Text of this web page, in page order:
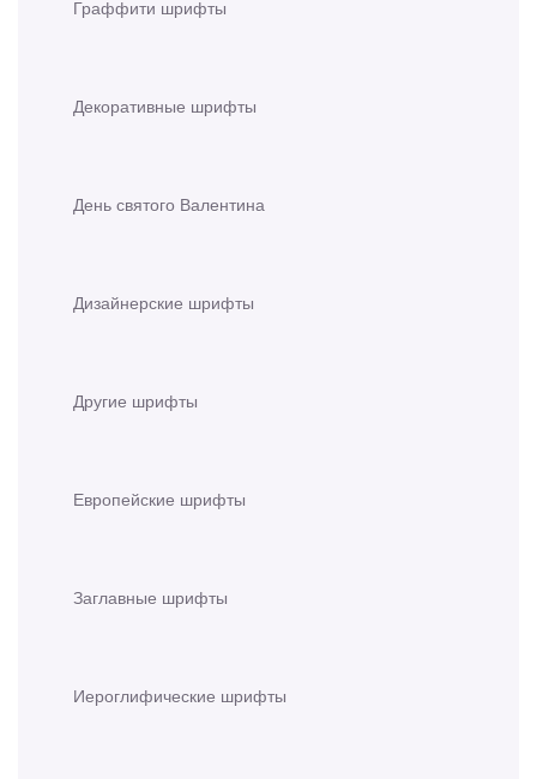
Граффити шрифты
Декоративные шрифты
День святого Валентина
Дизайнерские шрифты
Другие шрифты
Европейские шрифты
Заглавные шрифты
Иероглифические шрифты